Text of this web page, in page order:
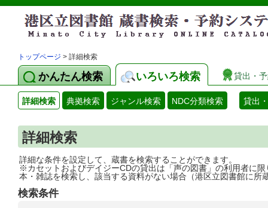
トップページ > 詳細検索
かんたん検索 いろいろ検索 貸出・
詳細検索 典拠検索 ジャンル検索 NDC分類検索 貸出
詳細検索
詳細な条件を設定して、蔵書を検索することができます。
※カセットおよびデイジーCDの貸出は「声の図書」の利用者に限
本・雑誌を検索し、該当する資料がない場合（港区立図書館に所
検索条件